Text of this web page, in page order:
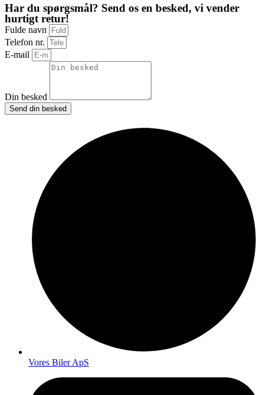
Har du spørgsmål? Send os en besked, vi vender
hurtigt retur!
Fulde navn
Telefon nr.
E-mail
Din besked
Send din besked
Vores Biler ApS